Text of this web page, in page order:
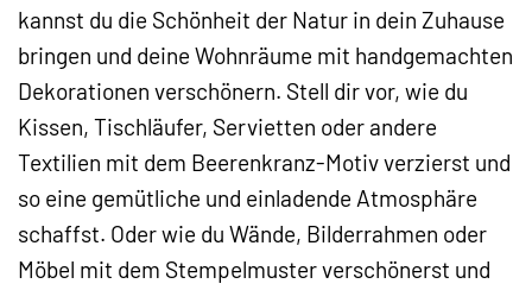
kannst du die Schönheit der Natur in dein Zuhause
bringen und deine Wohnräume mit handgemachten
Dekorationen verschönern. Stell dir vor, wie du
Kissen, Tischläufer, Servietten oder andere
Textilien mit dem Beerenkranz-Motiv verzierst und
so eine gemütliche und einladende Atmosphäre
schaffst. Oder wie du Wände, Bilderrahmen oder
Möbel mit dem Stempelmuster verschönerst und